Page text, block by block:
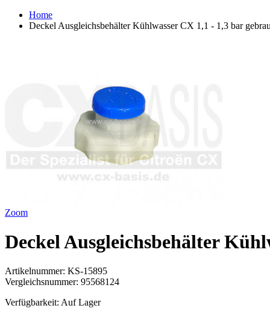
Home
Deckel Ausgleichsbehälter Kühlwasser CX 1,1 - 1,3 bar
Zoom
Deckel Ausgleichsbehälter
Artikelnummer: KS-15895
Vergleichsnummer: 95568124
Verfügbarkeit: Auf Lager